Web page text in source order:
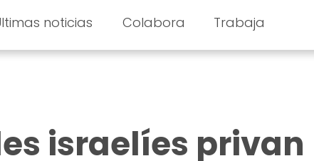
noticias Colabora Trabaja
israelíes privan